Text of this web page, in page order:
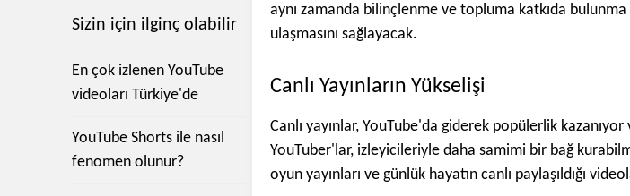
Sizin için ilginç olabilir
En çok izlenen YouTube
videoları Türkiye'de
YouTube Shorts ile nasıl
fenomen olunur?
aynı zamanda bilinçlenme ve topluma katkıda
ulaşmasını sağlayacak.
Canlı Yayınların Yükselişi
Canlı yayınlar, YouTube'da giderek popülerlik
YouTuber'lar, izleyicileriyle daha samimi bir bağ
oyun yayınları ve günlük hayatın canlı paylaşıldığı